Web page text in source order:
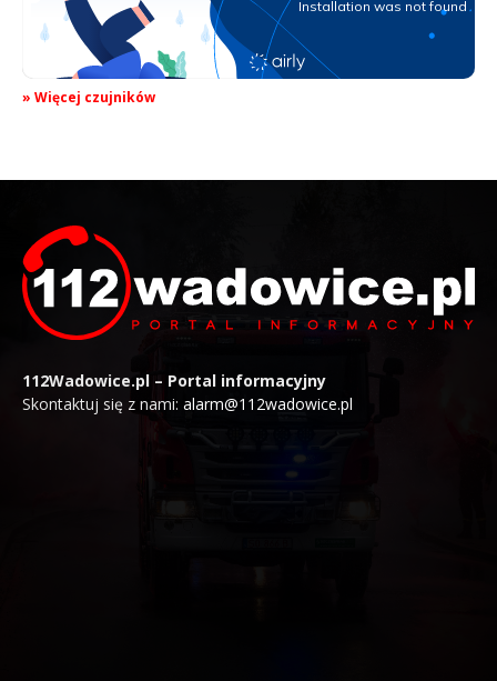
» Więcej czujników
112Wadowice.pl – Portal informacyjny
Skontaktuj się z nami: alarm@112wadowice.pl